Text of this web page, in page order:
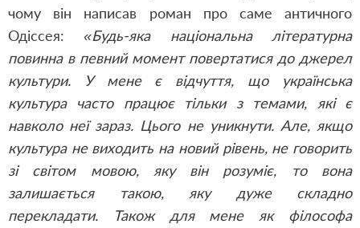
чому він написав роман про саме античного
Одіссея:«Будь-яка національна літературна
повинна в певний момент повертатися до джерел
культури. У мене є відчуття, що українська
культура часто працює тільки з темами, які є
навколо неї зараз. Цього не уникнути. Але, якщо
культура не виходить на новий рівень, не говорить
зі світом мовою, яку він розуміє, то вона
залишається такою, яку дуже складно
перекладати. Також для мене як філософа